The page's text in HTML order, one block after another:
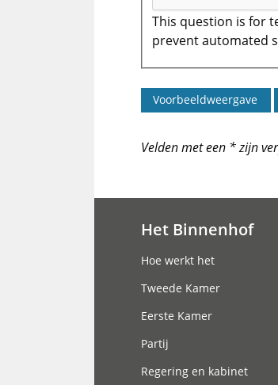
This question is for
prevent automated
Velden met een * zijn
Het Binnenhof
Hoe werkt het
Tweede Kamer
Eerste Kamer
Partij
Regering en kabinet